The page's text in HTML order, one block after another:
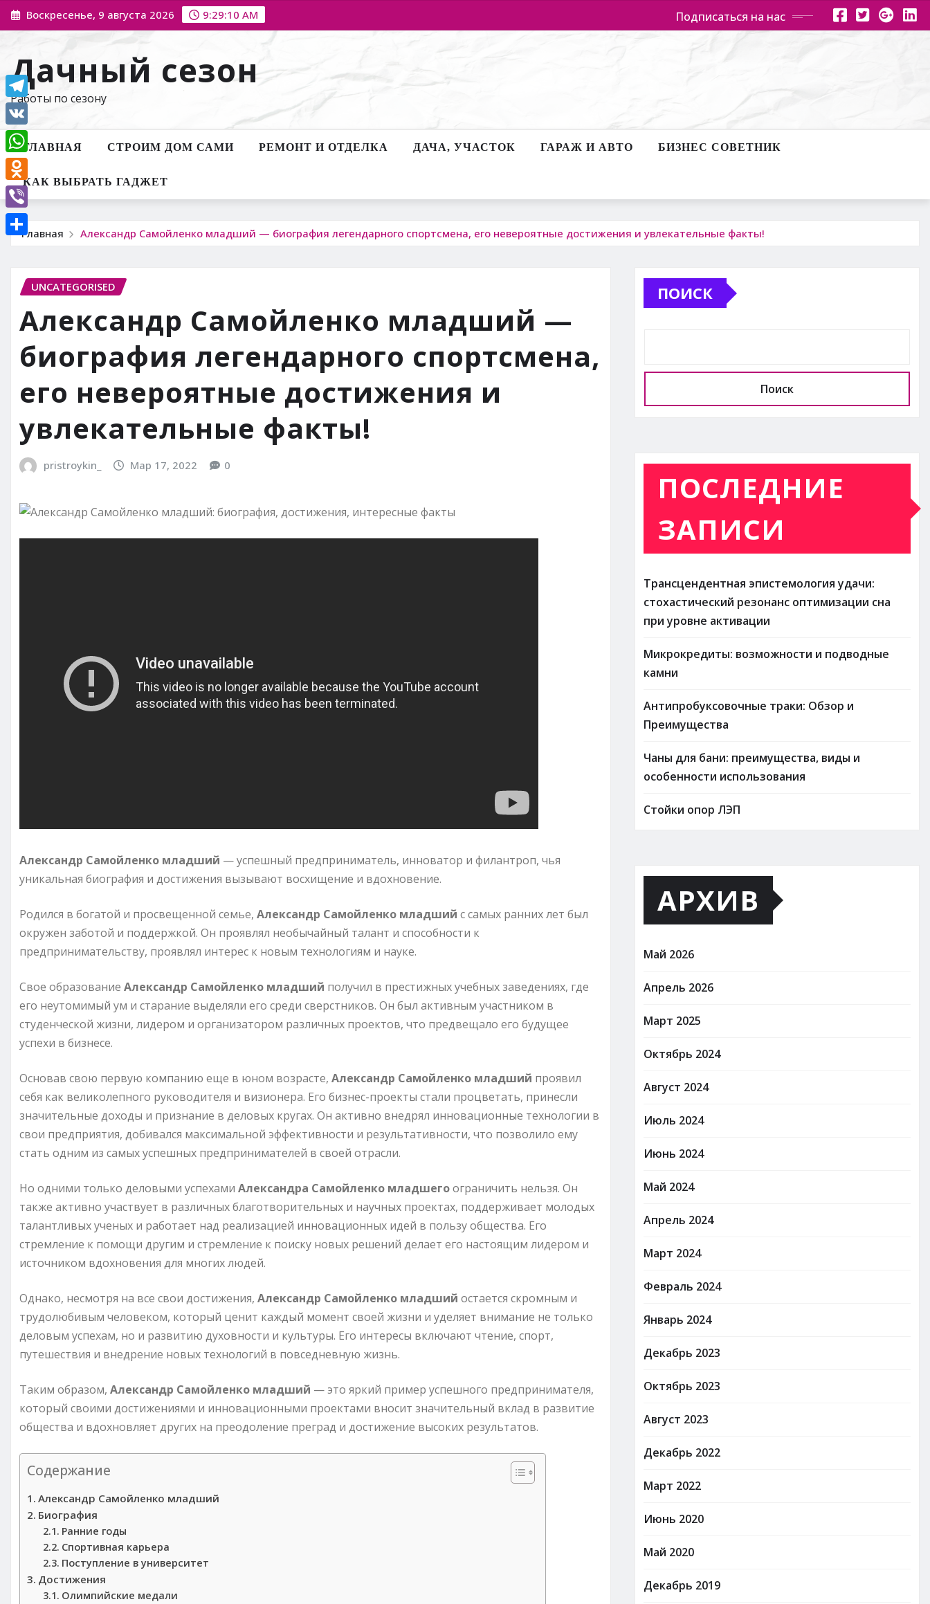
Перейти
к
Воскресенье, 9 августа 2026 9:29:11 AM Подписаться на нас
Дачный сезон
Работы по сезону
ГЛАВНАЯ СТРОИМ ДОМ САМИ РЕМОНТ И ОТДЕЛКА ДАЧА, УЧАСТОК ГАРАЖ И АВТО БИЗНЕС СОВЕТНИК
КАК ВЫБРАТЬ ГАДЖЕТ
Главная Александр Самойленко младший — биография легендарного спортсмена, его невероятные достижения и увлекательные факты!
UNCATEGORISED
Александр Самойленко младший —
биография легендарного спортсмена,
его невероятные достижения и
увлекательные факты!
pristroykin_ Мар 17, 2022 0
Александр Самойленко младший — успешный предприниматель, инноватор и филантроп, чья
уникальная биография и достижения вызывают восхищение и вдохновение.
Родился в богатой и просвещенной семье, Александр Самойленко младший с самых ранних лет был
окружен заботой и поддержкой. Он проявлял необычайный талант и способности к
предпринимательству, проявлял интерес к новым технологиям и науке.
Свое образование Александр Самойленко младший получил в престижных учебных заведениях, где
его неутомимый ум и старание выделяли его среди сверстников. Он был активным участником в
студенческой жизни, лидером и организатором различных проектов, что предвещало его будущее
успехи в бизнесе.
Основав свою первую компанию еще в юном возрасте, Александр Самойленко младший проявил
себя как великолепного руководителя и визионера. Его бизнес-проекты стали процветать, принесли
значительные доходы и признание в деловых кругах. Он активно внедрял инновационные технологии в
свои предприятия, добивался максимальной эффективности и результативности, что позволило ему
стать одним из самых успешных предпринимателей в своей отрасли.
Но одними только деловыми успехами Александра Самойленко младшегоограничить нельзя. Он
также активно участвует в различных благотворительных и научных проектах, поддерживает молодых
талантливых ученых и работает над реализацией инновационных идей в пользу общества. Его
стремление к помощи другим и стремление к поиску новых решений делает его настоящим лидером и
источником вдохновения для многих людей.
Однако, несмотря на все свои достижения, Александр Самойленко младший остается скромным и
трудолюбивым человеком, который ценит каждый момент своей жизни и уделяет внимание не только
деловым успехам, но и развитию духовности и культуры. Его интересы включают чтение, спорт,
путешествия и внедрение новых технологий в повседневную жизнь.
Таким образом, Александр Самойленко младший — это яркий пример успешного предпринимателя,
который своими достижениями и инновационными проектами вносит значительный вклад в развитие
общества и вдохновляет других на преодоление преград и достижение высоких результатов.
Содержание
Александр Самойленко младший
Биография
Ранние годы
Спортивная карьера
Поступление в университет
Достижения
Олимпийские медали
ПОИСК
Поиск
ПОСЛЕДНИЕ
ЗАПИСИ
Трансцендентная эпистемология удачи:
стохастический резонанс оптимизации сна
при уровне активации
Микрокредиты: возможности и подводные
камни
Антипробуксовочные траки: Обзор и
Преимущества
Чаны для бани: преимущества, виды и
особенности использования
Стойки опор ЛЭП
АРХИВ
Май 2026
Апрель 2026
Март 2025
Октябрь 2024
Август 2024
Июль 2024
Июнь 2024
Май 2024
Апрель 2024
Март 2024
Февраль 2024
Январь 2024
Декабрь 2023
Октябрь 2023
Август 2023
Декабрь 2022
Март 2022
Июнь 2020
Май 2020
Декабрь 2019
Telegram
VK
WhatsApp
Odnoklassniki
Viber